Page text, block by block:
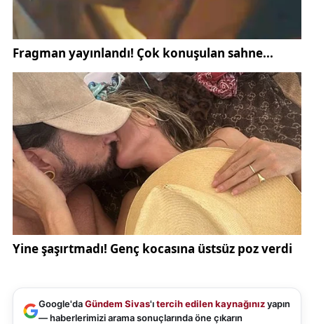
Google'daGündem Sivas'ıtercih edilen kaynağınızyapın
— haberlerimizi arama sonuçlarında öne çıkarın